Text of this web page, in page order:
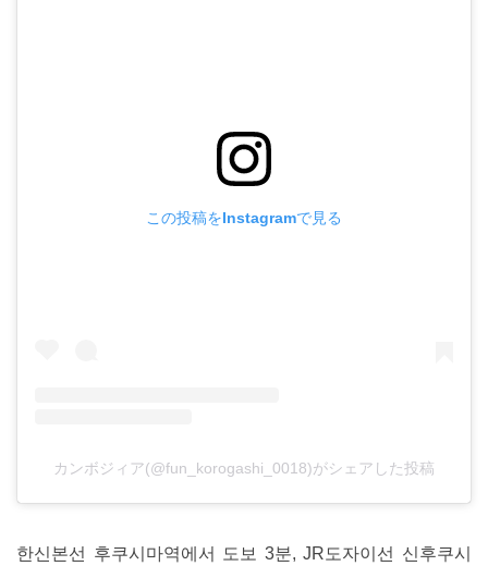
この投稿をInstagramで見る
カンボジィア(@fun_korogashi_0018)がシェアした投稿
한신본선 후쿠시마역에서 도보 3분, JR도자이선 신후쿠시